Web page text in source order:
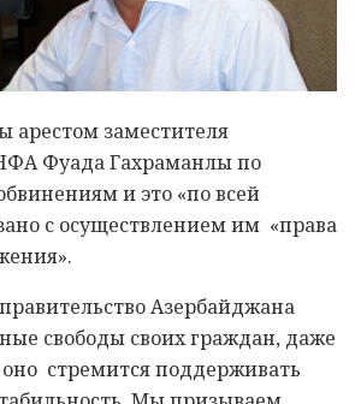
арестом заместителя
Фуада Гахраманлы по
и это «по всей
с осуществлением им «права
Азербайджана
свободы своих граждан, даже
оно стремится поддерживать